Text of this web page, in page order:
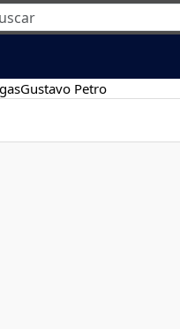
Gustavo Petro